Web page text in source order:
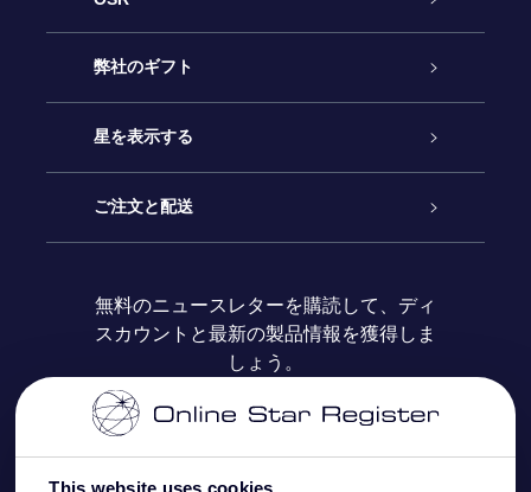
This website uses cookies
カスタマーサービス
お問い合わせ
ブログ
レビュー
弊社のギフト
Online Starギフト
OSRギフトパック
OSR ギフトカード
法人ギフト
星を表示する
星の登録
カスタマイズされたStar Page
One Million Stars
OSR Starsaver
ご注文と配送
お支払いに関する情報
配送に関する情報
返品ポリシ
無料のニュースレターを購読して、ディ
スカウントと最新の製品情報を獲得しま
しょう。